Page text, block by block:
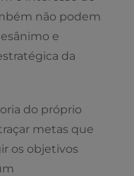
não podem
e
da
do próprio
metas que
os objetivos